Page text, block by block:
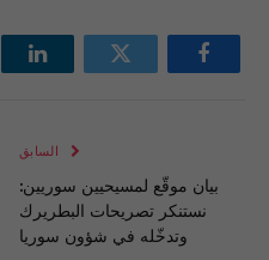
فيسبوك تويتر
السابق
بيان موقّع لمسيحيين سوريين:
نستنكر تصريحات البطريرك
وتدخّله في شؤون سوريا